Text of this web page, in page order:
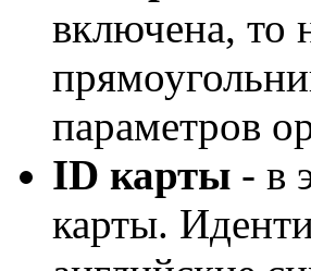
включена, то
параметров
ID карты - в
карты.